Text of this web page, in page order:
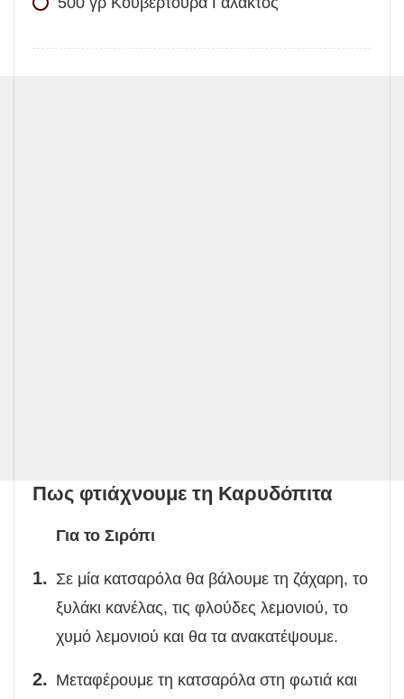
Πως φτιάχνουμε τη Καρυδόπιτα
Για το Σιρόπι
Σε μία κατσαρόλα θα βάλουμε τη ζάχαρη, το
ξυλάκι κανέλας, τις φλούδες λεμονιού, το
χυμό λεμονιού και θα τα ανακατέψουμε.
Μεταφέρουμε τη κατσαρόλα στη φωτιά και